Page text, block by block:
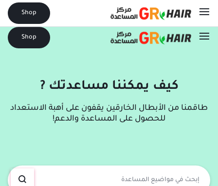
Shop
Shop
كيف يمكننا مساعدتك ?
طاقمنا من الأبطال الخارقين يقفون على أهبة الاستعداد
للحصول على المساعدة والدعم!​